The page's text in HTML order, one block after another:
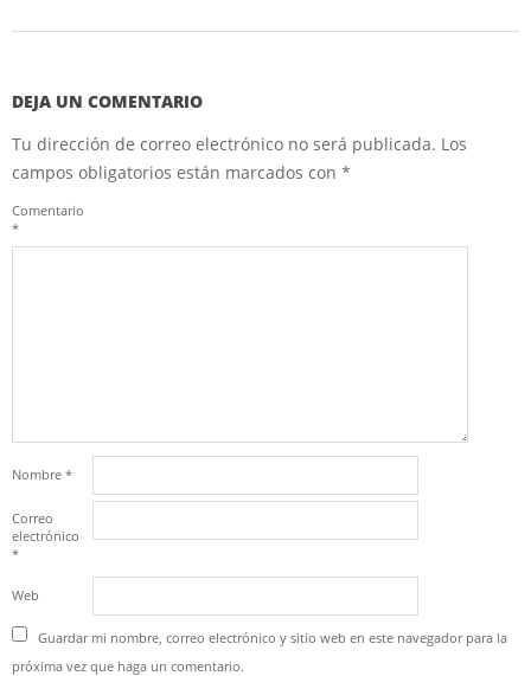
DEJA UN COMENTARIO
Tu dirección de correo electrónico no será publicada. Los
campos obligatorios están marcados con *
Comentario
*
Nombre *
Correo
electrónico
*
Web
Guardar mi nombre, correo electrónico y sitio web en este navegador para la
próxima vez que haga un comentario.